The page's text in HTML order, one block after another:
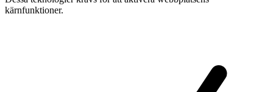
kärnfunktioner.